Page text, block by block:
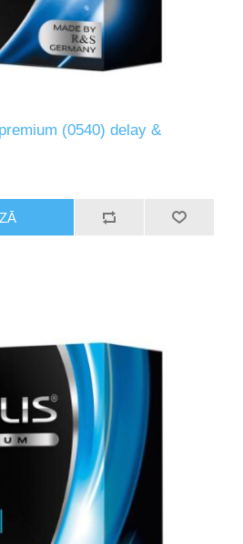
(0540) delay &